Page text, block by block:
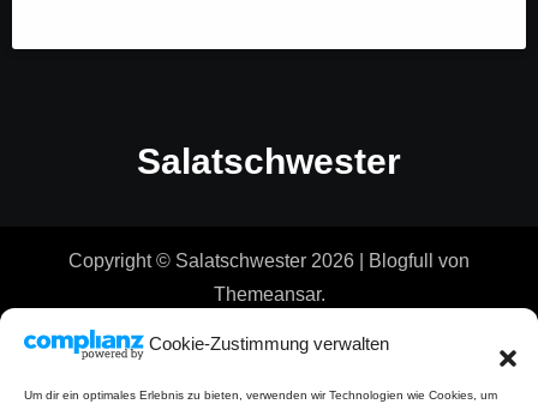
Cookie-Zustimmung verwalten
Um dir ein optimales Erlebnis zu bieten, verwenden wir Technologien wie Cookies, um
Salatschwester
Copyright © Salatschwester 2026 Blogfull
von
Themeansar.